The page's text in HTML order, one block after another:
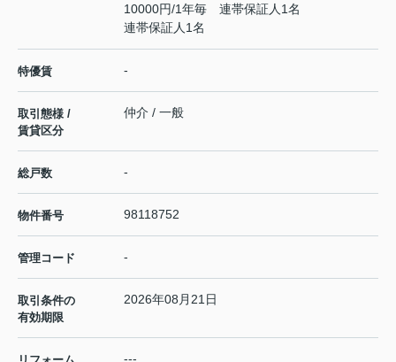
10000円/1年毎 連帯保証人1名
連帯保証人1名
特優賃 -
取引態様 /
賃貸区分
仲介 / 一般
総戸数 -
物件番号 98118752
管理コード -
取引条件の
有効期限
2026年08月21日
---